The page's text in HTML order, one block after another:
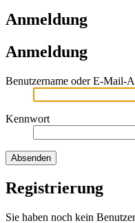
Anmeldung
Anmeldung
Benutzername oder E-Mail-
Kennwort
Registrierung
Sie haben noch kein